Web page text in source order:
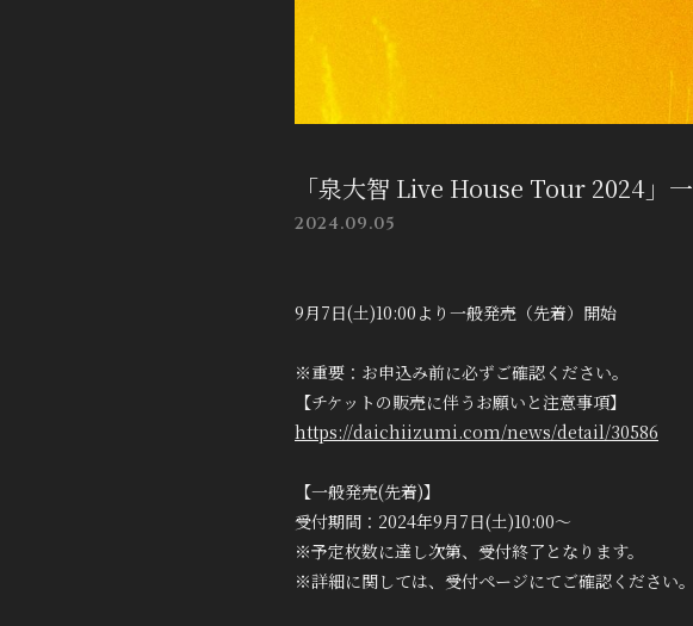
「泉大智 Live House Tour 2024」
2024.09.05
9月7日(土)10:00より一般発売（先着）開始
※重要：お申込み前に必ずご確認ください。
【チケットの販売に伴うお願いと注意事項】
https://daichiizumi.com/news/detail/30586
【一般発売(先着)】
受付期間：2024年9月7日(土)10:00～
※予定枚数に達し次第、受付終了となります。
※詳細に関しては、受付ページにてご確認ください。